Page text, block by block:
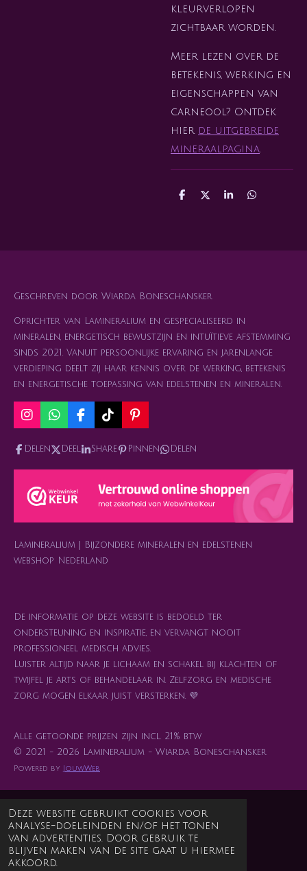
Deze website gebruikt cookies voor
analyse-doeleinden en/of het tonen
van advertenties. Door gebruik te
blijven maken van de site gaat u hiermee
akkoord.
kleurverlopen
zichtbaar worden.
Meer lezen over de
betekenis, werking en
eigenschappen van
carneool? Ontdek
hier de uitgebreide
mineraalpagina.
D
D
S
D
Geschreven door Wiarda Boneschansker
Oprichter van Lamineralium en gespecialiseerd in
mineralen, energetisch bewustzijn en intuïtieve afstemming
sinds 2021. Vanuit persoonlijke ervaring en jarenlange
verdieping deelt zij haar kennis over de werking, betekenis
en energetische toepassing van edelstenen en mineralen.
I
s
a
r
a
W
a
t
s
p
p
F
c
e
b
T
k
o
P
n
e
e
s
Delen Deel Share Pinnen Delen
Lamineralium | Bijzondere mineralen en edelstenen
webshop Nederland
De informatie op deze website is bedoeld ter
ondersteuning en inspiratie, en vervangt nooit
professioneel medisch advies.
Luister altijd naar je lichaam en schakel bij klachten of
twijfel je arts of behandelaar in. Zelfzorg en medische
zorg mogen elkaar juist versterken. 💜
Alle getoonde prijzen zijn incl. 21% btw
© 2021 - 2026 Lamineralium - Wiarda Boneschansker
Powered by JouwWeb